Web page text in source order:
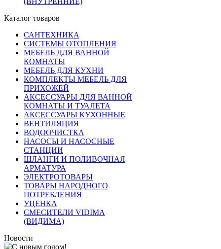
Каталог товаров
САНТЕХНИКА
СИСТЕМЫ ОТОПЛЕНИЯ
МЕБЕЛЬ ДЛЯ ВАННОЙ
КОМНАТЫ
МЕБЕЛЬ ДЛЯ КУХНИ
КОМПЛЕКТЫ МЕБЕЛЬ ДЛЯ
ПРИХОЖЕЙ
АКСЕССУАРЫ ДЛЯ ВАННОЙ
КОМНАТЫ И ТУАЛЕТА
АКСЕССУАРЫ КУХОННЫЕ
ВЕНТИЛЯЦИЯ
ВОДООЧИСТКА
НАСОСЫ И НАСОСНЫЕ
СТАНЦИИ
ШЛАНГИ И ПОЛИВОЧНАЯ
АРМАТУРА
ЭЛЕКТРОТОВАРЫ
ТОВАРЫ НАРОДНОГО
ПОТРЕБЛЕНИЯ
УЦЕНКА
СМЕСИТЕЛИ VIDIMA
(ВИДИМА)
Новости